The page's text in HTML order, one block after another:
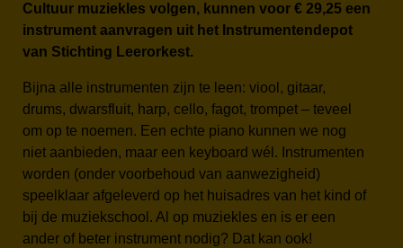
Cultuur muziekles volgen, kunnen voor € 29,25 een
instrument aanvragen uit het Instrumentendepot
van Stichting Leerorkest.
Bijna alle instrumenten zijn te leen: viool, gitaar,
drums, dwarsfluit, harp, cello, fagot, trompet – teveel
om op te noemen. Een echte piano kunnen we nog
niet aanbieden, maar een keyboard wél. Instrumenten
worden (onder voorbehoud van aanwezigheid)
speelklaar afgeleverd op het huisadres van het kind of
bij de muziekschool. Al op muziekles en is er een
ander of beter instrument nodig? Dat kan ook!